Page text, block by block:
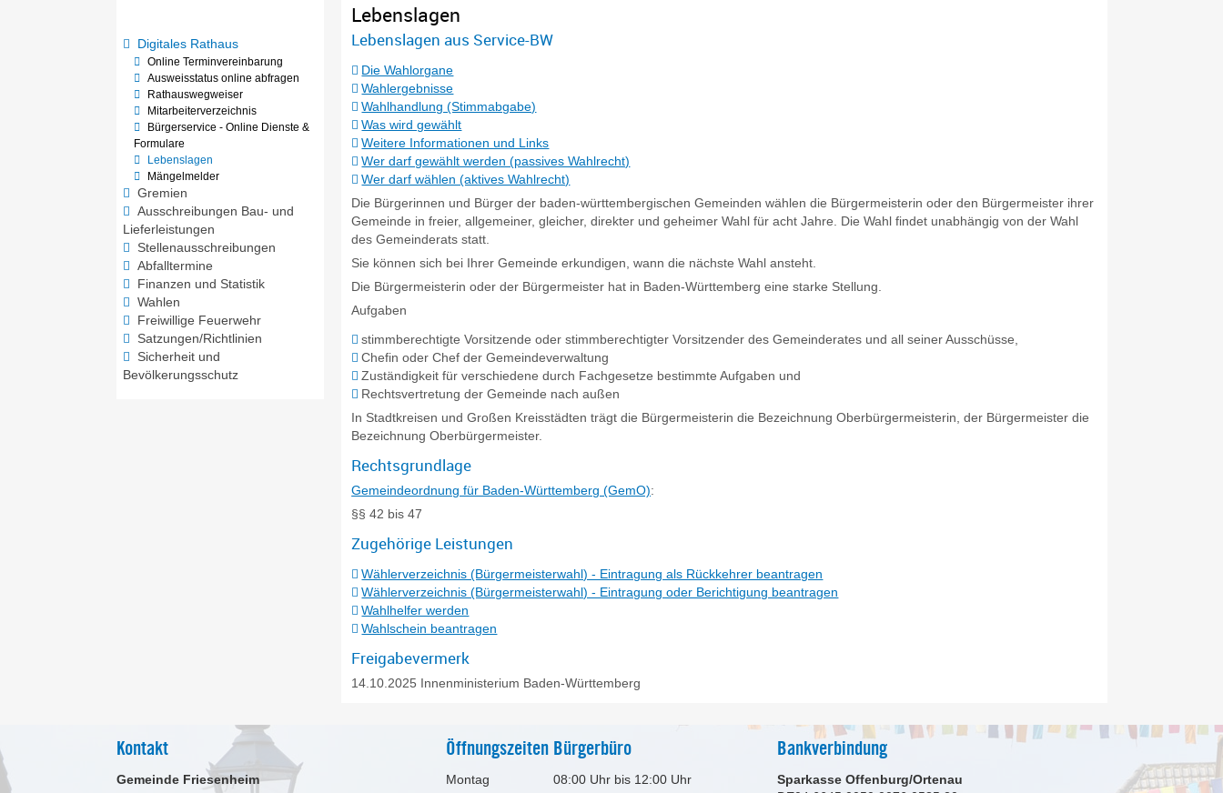
Digitales Rathaus
Online Terminvereinbarung
Ausweisstatus online abfragen
Rathauswegweiser
Mitarbeiterverzeichnis
Bürgerservice - Online Dienste &
Formulare
Lebenslagen
Mängelmelder
Gremien
Ausschreibungen Bau- und
Lieferleistungen
Stellenausschreibungen
Abfalltermine
Finanzen und Statistik
Wahlen
Freiwillige Feuerwehr
Satzungen/Richtlinien
Sicherheit und
Bevölkerungsschutz
Lebenslagen
Lebenslagen aus Service-BW
Die Wahlorgane
Wahlergebnisse
Wahlhandlung (Stimmabgabe)
Was wird gewählt
Weitere Informationen und Links
Wer darf gewählt werden (passives Wahlrecht)
Wer darf wählen (aktives Wahlrecht)
Die Bürgerinnen und Bürger der baden-württembergischen Gemeinden wählen die Bürgermeisterin oder den Bürgermeister ihrer
Gemeinde in freier, allgemeiner, gleicher, direkter und geheimer Wahl für acht Jahre. Die Wahl findet unabhängig von der Wahl
des Gemeinderats statt.
Sie können sich bei Ihrer Gemeinde erkundigen, wann die nächste Wahl ansteht.
Die Bürgermeisterin oder der Bürgermeister hat in Baden-Württemberg eine starke Stellung.
Aufgaben
stimmberechtigte Vorsitzende oder stimmberechtigter Vorsitzender des Gemeinderates und all seiner Ausschüsse,
Chefin oder Chef der Gemeindeverwaltung
Zuständigkeit für verschiedene durch Fachgesetze bestimmte Aufgaben und
Rechtsvertretung der Gemeinde nach außen
In Stadtkreisen und Großen Kreisstädten trägt die Bürgermeisterin die Bezeichnung Oberbürgermeisterin, der Bürgermeister die
Bezeichnung Oberbürgermeister.
Rechtsgrundlage
Gemeindeordnung für Baden-Württemberg (GemO):
§§ 42 bis 47
Zugehörige Leistungen
Wählerverzeichnis (Bürgermeisterwahl) - Eintragung als Rückkehrer beantragen
Wählerverzeichnis (Bürgermeisterwahl) - Eintragung oder Berichtigung beantragen
Wahlhelfer werden
Wahlschein beantragen
Freigabevermerk
14.10.2025 Innenministerium Baden-Württemberg
Kontakt
Gemeinde Friesenheim
Öffnungszeiten Bürgerbüro
Montag
08:00 Uhr bis 12:00 Uhr
Bankverbindung
Sparkasse Offenburg/Ortenau